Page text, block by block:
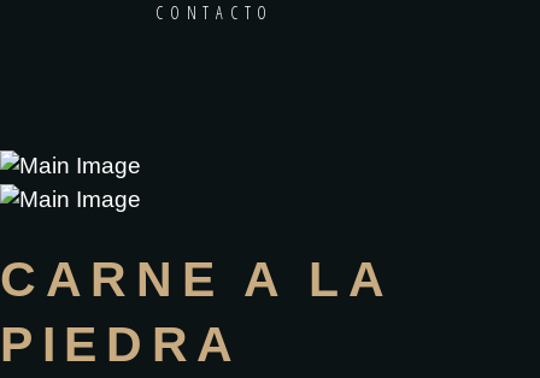
CONTACTO
CARNE A LA
PIEDRA